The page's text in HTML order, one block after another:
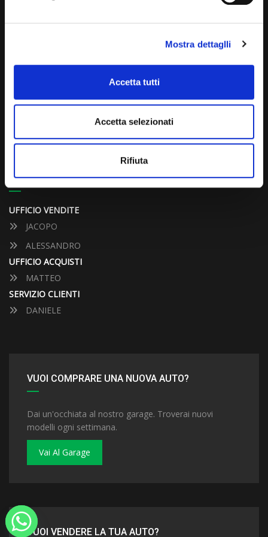
Mostra dettaglli
Accetta tutti
Accetta selezionati
Rifiuta
Dal Lunedì al Venerdì: 09:00 - 12:30 | 14:00 - 19:00
Sabato: 09:00 - 12:30
Domenica: chiuso
CONTATTA UN CONSULENTE
UFFICIO VENDITE
JACOPO
ALESSANDRO
UFFICIO ACQUISTI
MATTEO
SERVIZIO CLIENTI
DANIELE
VUOI COMPRARE UNA NUOVA AUTO?
Dai un'occhiata al nostro garage. Troverai nuovi
modelli ogni settimana.
Vai Al Garage
VUOI VENDERE LA TUA AUTO?